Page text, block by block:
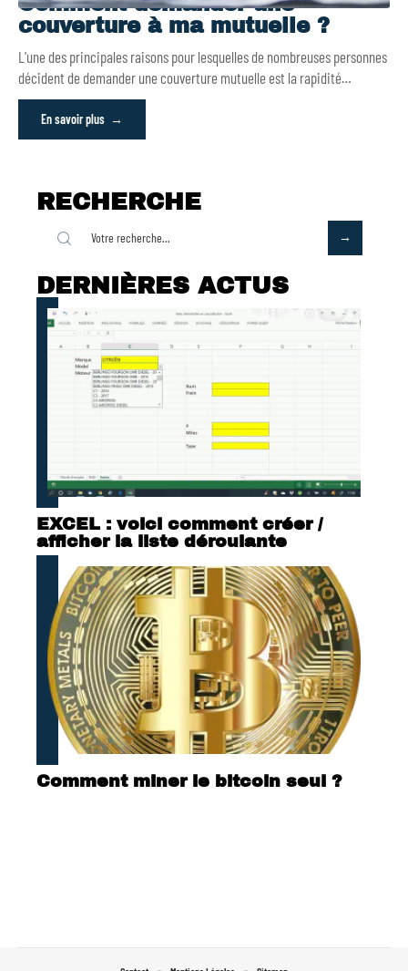
couverture à ma mutuelle ?
L'une des principales raisons pour lesquelles de nombreuses personnes
décident de demander une couverture mutuelle est la rapidité…
En savoir plus
RECHERCHE
DERNIÈRES ACTUS
EXCEL : voici comment créer /
afficher la liste déroulante
Comment miner le bitcoin seul ?